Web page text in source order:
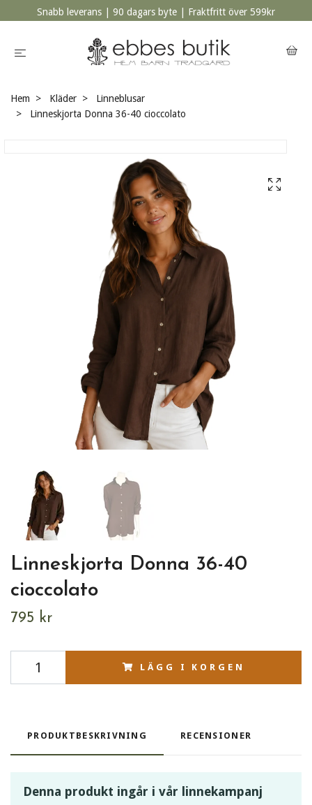
Snabb leverans | 90 dagars byte | Fraktfritt över 599kr
Hem Kläder
Linneblusar
Linneskjorta Donna 36-40 cioccolato
Linneskjorta Donna 36-40
cioccolato
795 kr
LÄGG I KORGEN
PRODUKTBESKRIVNING RECENSIONER
Denna produkt ingår i vår linnekampanj